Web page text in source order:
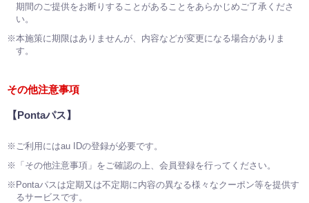
期間のご提供をお断りすることがあることをあらかじめご了承くださ
い。
※本施策に期限はありませんが、内容などが変更になる場合がありま
す。
その他注意事項
【Pontaパス】
※ご利用にはau IDの登録が必要です。
※「その他注意事項」をご確認の上、会員登録を行ってください。
※Pontaパスは定期又は不定期に内容の異なる様々なクーポン等を提供す
るサービスです。